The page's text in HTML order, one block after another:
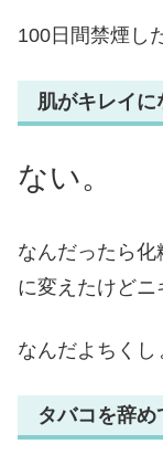
100日間禁煙し
肌がキレイに
ない。
なんだったら
に変えたけどニ
なんだよちくし
タバコを辞め